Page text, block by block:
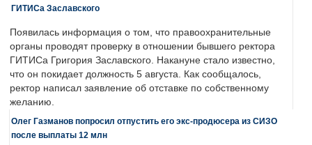
ГИТИСа Заславского
Появилась информация о том, что правоохранительные
органы проводят проверку в отношении бывшего ректора
ГИТИСа Григория Заславского. Накануне стало известно,
что он покидает должность 5 августа. Как сообщалось,
ректор написал заявление об отставке по собственному
желанию.
Олег Газманов попросил отпустить его экс-продюсера из СИЗО
после выплаты 12 млн